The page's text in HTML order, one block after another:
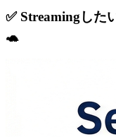
✅ Streamingし
🐢